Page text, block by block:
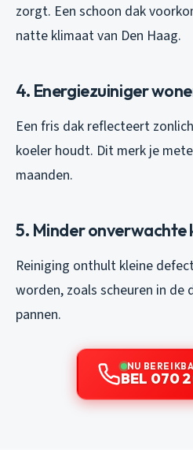
zorgt. Een schoon dak
natte klimaat van Den Haag.
4. Energiezuiniger
Een fris dak reflecteert
koeler houdt. Dit merk je
maanden.
5. Minder onverwachte
Reiniging onthult kleine
worden, zoals scheuren in de
pannen.
NU
BEL 070